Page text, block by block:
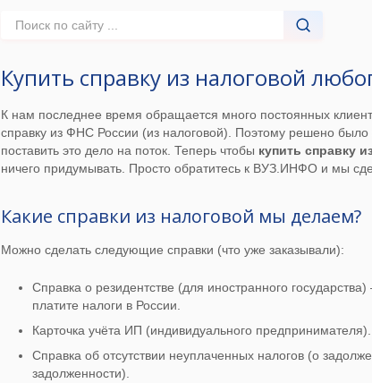
Купить справку из налоговой
К нам последнее время обращается много постоянных
справку из ФНС России (из налоговой). Поэтому решено было
поставить это дело на поток. Теперь чтобы купить справку
ничего придумывать. Просто обратитесь к ВУЗ.ИНФО и мы
Какие справки из налоговой мы делаем?
Можно сделать следующие справки (что уже заказывали):
Справка о резидентстве (для иностранного
платите налоги в России.
Карточка учёта ИП (индивидуального предпринимателя).
Справка об отсутствии неуплаченных налогов (о
задолженности).